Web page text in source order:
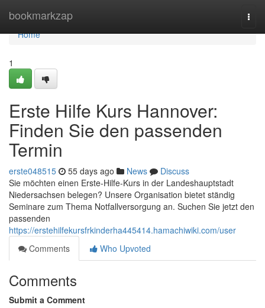
bookmarkzap
Home
Home
1
Erste Hilfe Kurs Hannover:
Finden Sie den passenden
Termin
erste048515 55 days ago News
Discuss
Sie möchten einen Erste-Hilfe-Kurs in der Landeshauptstadt
Niedersachsen belegen? Unsere Organisation bietet ständig
Seminare zum Thema Notfallversorgung an. Suchen Sie jetzt den
passenden
https://erstehilfekursfrkinderha445414.hamachiwiki.com/user
Comments
Who Upvoted
Comments
Submit a Comment